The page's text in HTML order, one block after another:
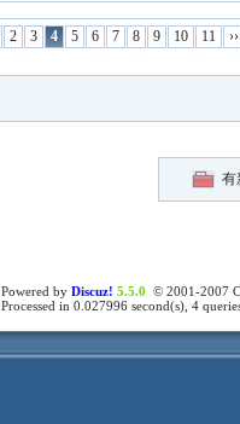
2 3 4 5 6 7 8 9 10 11 ››
Powered by Discuz! 5.5.0 © 2001-2007
Processed in 0.027996 second(s), 4